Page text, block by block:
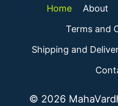
व
ल
णा
स्था
ना
स
Home About
Terms and
Shipping and
© 2026